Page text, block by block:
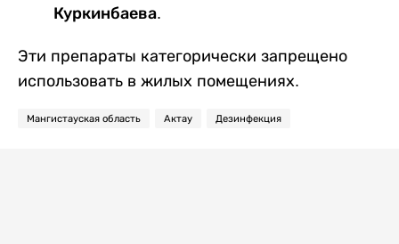
Куркинбаева.
Эти препараты категорически запрещено
использовать в жилых помещениях.
Мангистауская область Актау Дезинфекция